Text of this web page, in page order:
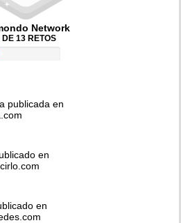
Network
DE 13 RETOS
publicada en
en
en